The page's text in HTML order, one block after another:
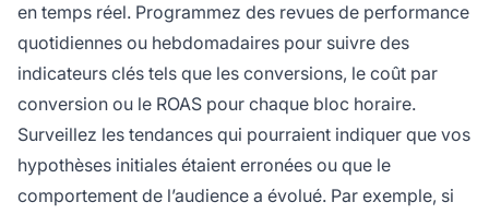
en temps réel. Programmez des revues de performance
quotidiennes ou hebdomadaires pour suivre des
indicateurs clés tels que les conversions, le coût par
conversion ou le ROAS pour chaque bloc horaire.
Surveillez les tendances qui pourraient indiquer que vos
hypothèses initiales étaient erronées ou que le
comportement de l’audience a évolué. Par exemple, si